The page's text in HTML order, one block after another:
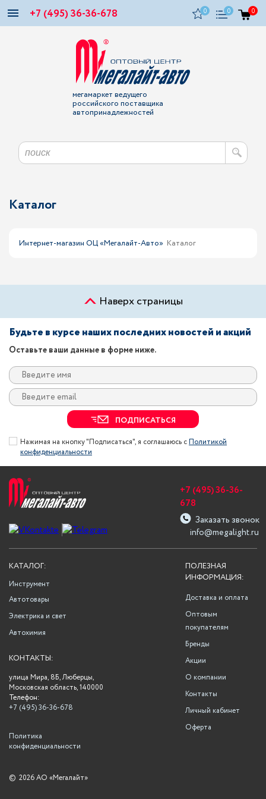
+7 (495) 36-36-678 0 0 0
мегамаркет ведущего
российского поставщика
автопринадлежностей
Каталог
Интернет-магазин ОЦ «Мегалайт-Авто» Каталог
Наверх страницы
Будьте в курсе наших последних новостей и акций
Оставьте ваши данные в форме ниже.
ПОДПИСАТЬСЯ
Нажимая на кнопку "Подписаться", я соглашаюсь сПолитикой
конфиденциальности
info@megalight.ru
+7 (495) 36-36-
678
Заказать звонок
ПОЛЕЗНАЯ
ИНФОРМАЦИЯ:
Доставка и оплата
Оптовым
покупателям
Бренды
Акции
О компании
Контакты
Личный кабинет
Оферта
КАТАЛОГ:
Инструмент
Автотовары
Электрика и свет
Автохимия
КОНТАКТЫ:
улица Мира, 8Б, Люберцы,
Московская область, 140000
Телефон:
+7 (495) 36-36-678
Политика
конфиденциальности
© 2026 АО «Мегалайт»